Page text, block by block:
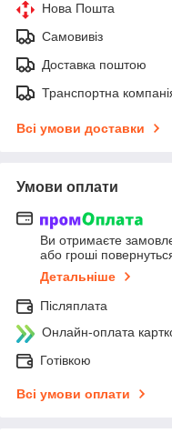
Нова Пошта
Самовивіз
Доставка поштою
Транспортна
Всі умови доставки
Умови оплати
Ви отримаєте
або гроші
Детальніше
Післяплата
Онлайн-оплата
Готівкою
Всі умови оплати